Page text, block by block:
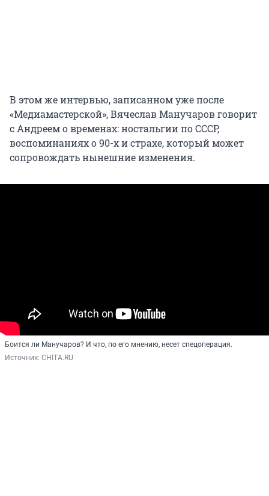
В этом же интервью, записанном уже после
«Медиамастерской», Вячеслав Манучаров говорит
с Андреем о временах: ностальгии по СССР,
воспоминаниях о 90-х и страхе, который может
сопровождать нынешние изменения.
Боится ли Манучаров? И что, по его мнению, несет спецоперация.
Источник: CHITA.RU